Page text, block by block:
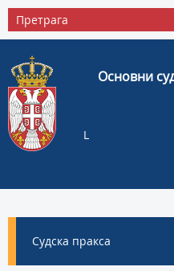
Основни
L
Судска пракса